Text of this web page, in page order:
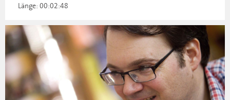
Länge: 00:02:48